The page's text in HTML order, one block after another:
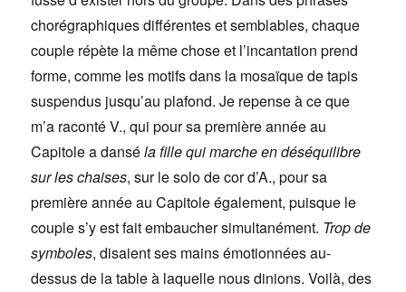
chorégraphiques différentes et semblables, chaque
couple répète la même chose et l’incantation prend
forme, comme les motifs dans la mosaïque de tapis
suspendus jusqu’au plafond. Je repense à ce que
m’a raconté V., qui pour sa première année au
Capitole a danséla fille qui marche en déséquilibre
sur les chaises, sur le solo de cor d’A., pour sa
première année au Capitole également, puisque le
couple s’y est fait embaucher simultanément. Trop de
symboles, disaient ses mains émotionnées au-
dessus de la table à laquelle nous dinions. Voilà, des